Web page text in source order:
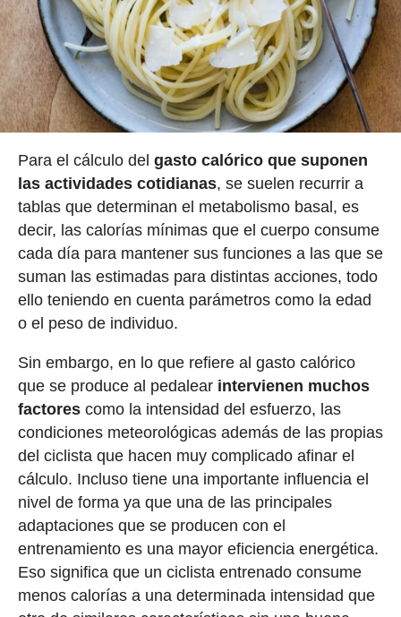
Para el cálculo del gasto calórico que suponen
las actividades cotidianas, se suelen recurrir a
tablas que determinan el metabolismo basal, es
decir, las calorías mínimas que el cuerpo consume
cada día para mantener sus funciones a las que se
suman las estimadas para distintas acciones, todo
ello teniendo en cuenta parámetros como la edad
o el peso de individuo.
Sin embargo, en lo que refiere al gasto calórico
que se produce al pedalear intervienen muchos
factorescomo la intensidad del esfuerzo, las
condiciones meteorológicas además de las propias
del ciclista que hacen muy complicado afinar el
cálculo. Incluso tiene una importante influencia el
nivel de forma ya que una de las principales
adaptaciones que se producen con el
entrenamiento es una mayor eficiencia energética.
Eso significa que un ciclista entrenado consume
menos calorías a una determinada intensidad que